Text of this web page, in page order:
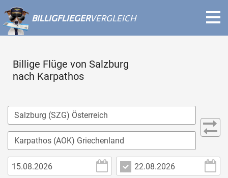
BILLIGFLIEGERVERGLEICH
Billige Flüge von Salzburg
nach Karpathos